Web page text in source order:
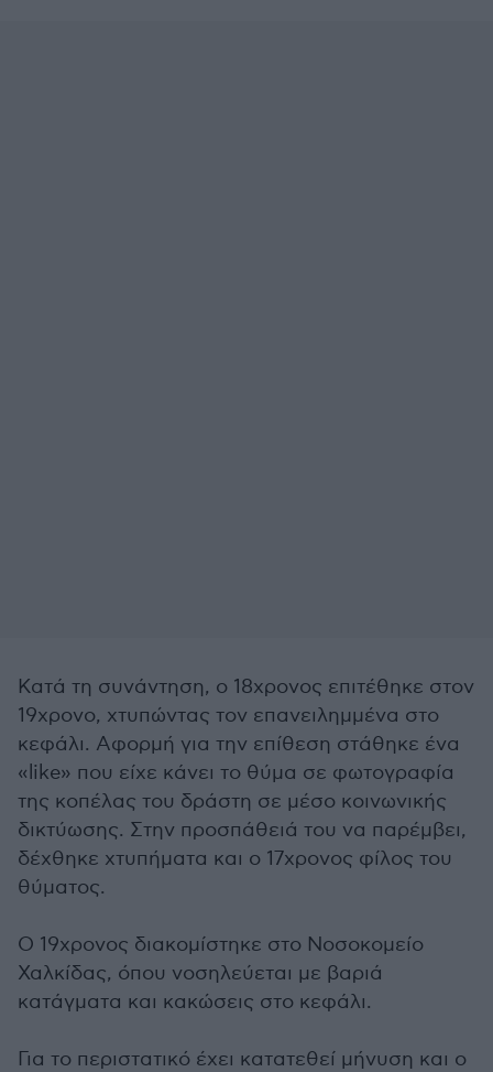
Κατά τη συνάντηση, ο 18χρονος επιτέθηκε στον
19χρονο, χτυπώντας τον επανειλημμένα στο
κεφάλι. Αφορμή για την επίθεση στάθηκε ένα
«like» που είχε κάνει το θύμα σε φωτογραφία
της κοπέλας του δράστη σε μέσο κοινωνικής
δικτύωσης. Στην προσπάθειά του να παρέμβει,
δέχθηκε χτυπήματα και ο 17χρονος φίλος του
θύματος.
Ο 19χρονος διακομίστηκε στο Νοσοκομείο
Χαλκίδας, όπου νοσηλεύεται με βαριά
κατάγματα και κακώσεις στο κεφάλι.
Για το περιστατικό έχει κατατεθεί μήνυση και ο